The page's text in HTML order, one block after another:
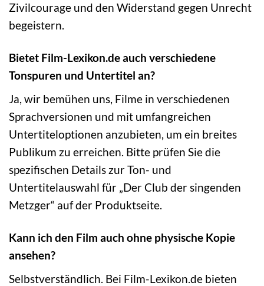
Zivilcourage und den Widerstand gegen Unrecht
begeistern.
Bietet Film-Lexikon.de auch verschiedene
Tonspuren und Untertitel an?
Ja, wir bemühen uns, Filme in verschiedenen
Sprachversionen und mit umfangreichen
Untertiteloptionen anzubieten, um ein breites
Publikum zu erreichen. Bitte prüfen Sie die
spezifischen Details zur Ton- und
Untertitelauswahl für „Der Club der singenden
Metzger“ auf der Produktseite.
Kann ich den Film auch ohne physische Kopie
ansehen?
Selbstverständlich. Bei Film-Lexikon.de bieten